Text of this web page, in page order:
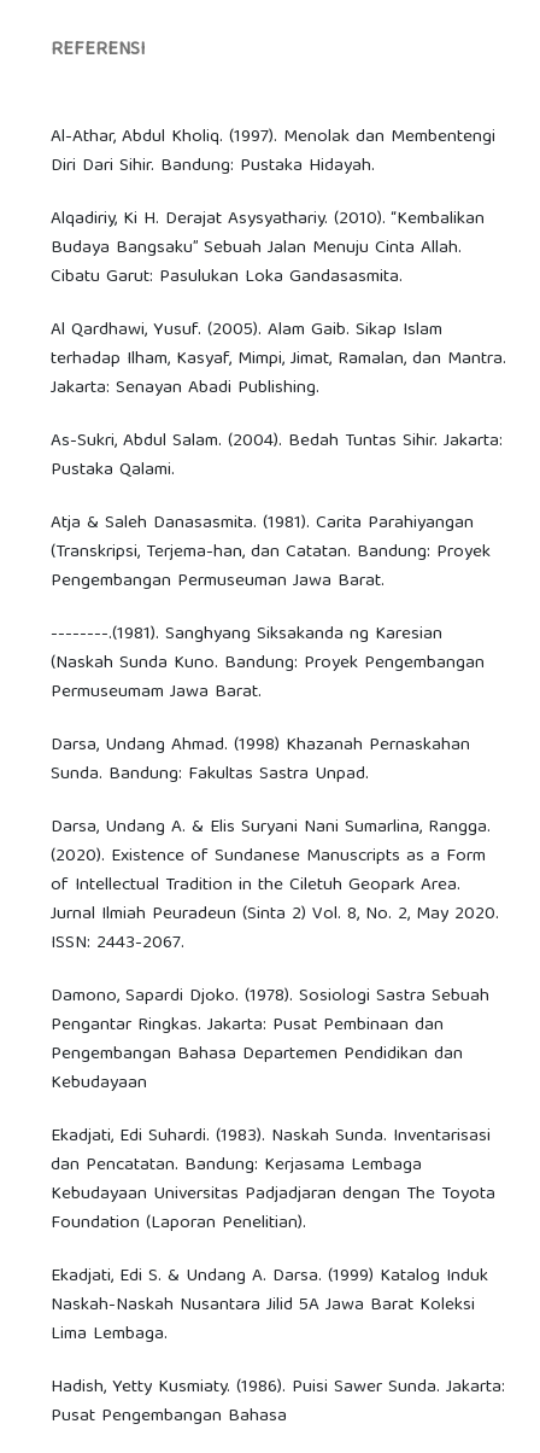
REFERENSI
Al-Athar, Abdul Kholiq. (1997). Menolak dan Membentengi
Diri Dari Sihir. Bandung: Pustaka Hidayah.
Alqadiriy, Ki H. Derajat Asysyathariy. (2010). “Kembalikan
Budaya Bangsaku” Sebuah Jalan Menuju Cinta Allah.
Cibatu Garut: Pasulukan Loka Gandasasmita.
Al Qardhawi, Yusuf. (2005). Alam Gaib. Sikap Islam
terhadap Ilham, Kasyaf, Mimpi, Jimat, Ramalan, dan Mantra.
Jakarta: Senayan Abadi Publishing.
As-Sukri, Abdul Salam. (2004). Bedah Tuntas Sihir. Jakarta:
Pustaka Qalami.
Atja & Saleh Danasasmita. (1981). Carita Parahiyangan
(Transkripsi, Terjema-han, dan Catatan. Bandung: Proyek
Pengembangan Permuseuman Jawa Barat.
--------.(1981). Sanghyang Siksakanda ng Karesian
(Naskah Sunda Kuno. Bandung: Proyek Pengembangan
Permuseumam Jawa Barat.
Darsa, Undang Ahmad. (1998) Khazanah Pernaskahan
Sunda. Bandung: Fakultas Sastra Unpad.
Darsa, Undang A. & Elis Suryani Nani Sumarlina, Rangga.
(2020). Existence of Sundanese Manuscripts as a Form
of Intellectual Tradition in the Ciletuh Geopark Area.
Jurnal Ilmiah Peuradeun (Sinta 2) Vol. 8, No. 2, May 2020.
ISSN: 2443-2067.
Damono, Sapardi Djoko. (1978). Sosiologi Sastra Sebuah
Pengantar Ringkas. Jakarta: Pusat Pembinaan dan
Pengembangan Bahasa Departemen Pendidikan dan
Kebudayaan
Ekadjati, Edi Suhardi. (1983). Naskah Sunda. Inventarisasi
dan Pencatatan. Bandung: Kerjasama Lembaga
Kebudayaan Universitas Padjadjaran dengan The Toyota
Foundation (Laporan Penelitian).
Ekadjati, Edi S. & Undang A. Darsa. (1999) Katalog Induk
Naskah-Naskah Nusantara Jilid 5A Jawa Barat Koleksi
Lima Lembaga.
Hadish, Yetty Kusmiaty. (1986). Puisi Sawer Sunda. Jakarta:
Pusat Pengembangan Bahasa